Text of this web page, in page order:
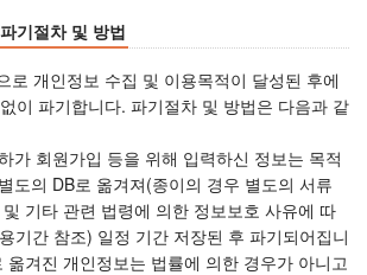
기절차 및 방법
로 개인정보 수집 및 이용목적이 달성된 후에
이 파기합니다. 파기절차 및 방법은 다음과 같
가 회원가입 등을 위해 입력하신 정보는 목적
도의 DB로 옮겨져(종이의 경우 별도의 서류
기타 관련 법령에 의한 정보보호 사유에 따
기간 참조) 일정 기간 저장된 후 파기되어집니
옮겨진 개인정보는 법률에 의한 경우가 아니고